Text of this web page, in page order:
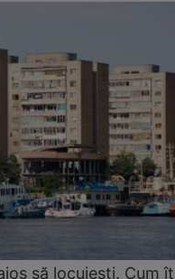
să locuiești. Cum